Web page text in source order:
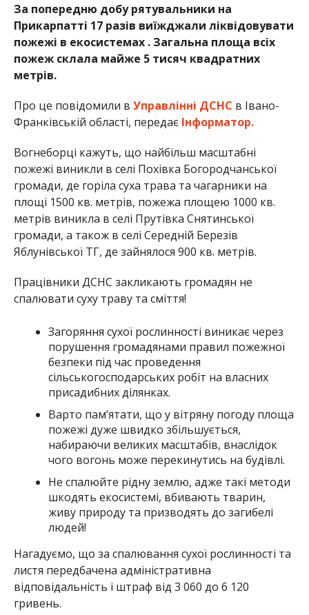
За попередню добу рятувальники на
Прикарпатті 17 разів виїжджали ліквідовувати
пожежі в екосистемах . Загальна площа всіх
пожеж склала майже 5 тисяч квадратних
метрів.
Про це повідомили в Управлінні ДСНС в Івано-
Франківській області, передає Інформатор.
Вогнеборці кажуть, що найбільш масштабні
пожежі виникли в селі Похівка Богородчанської
громади, де горіла суха трава та чагарники на
площі 1500 кв. метрів, пожежа площею 1000 кв.
метрів виникла в селі Прутівка Снятинської
громади, а також в селі Середній Березів
Яблунівської ТГ, де зайнялося 900 кв. метрів.
Працівники ДСНС закликають громадян не
спалювати суху траву та сміття!
Загоряння сухої рослинності виникає через
порушення громадянами правил пожежної
безпеки під час проведення
сільськогосподарських робіт на власних
присадибних ділянках.
Варто пам’ятати, що у вітряну погоду площа
пожежі дуже швидко збільшується,
набираючи великих масштабів, внаслідок
чого вогонь може перекинутись на будівлі.
Не спалюйте рідну землю, адже такі методи
шкодять екосистемі, вбивають тварин,
живу природу та призводять до загибелі
людей!
Нагадуємо, що за спалювання сухої рослинності та
листя передбачена адміністративна
відповідальність і штраф від 3 060 до 6 120
гривень.